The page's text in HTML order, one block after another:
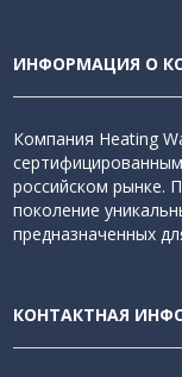
ИНФОРМАЦИЯ О
Компания Heating
российском рынке.
поколение
предназначенных
КОНТАКТНАЯ